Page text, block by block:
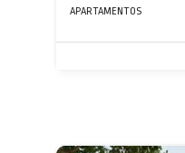
APARTAMENTOS